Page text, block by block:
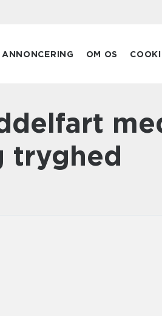
ANNONCERING OM OS
tryghed